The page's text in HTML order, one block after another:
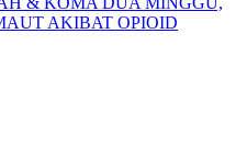
AKIBAT OPIOID